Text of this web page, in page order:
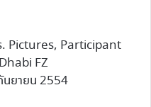
Pictures, Participant
FZ
นยายน 2554